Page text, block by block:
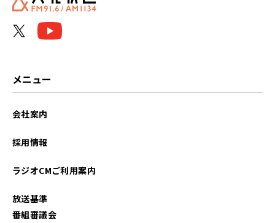
メニュー
会社案内
採用情報
ラジオCMご利用案内
放送基準
番組審議会